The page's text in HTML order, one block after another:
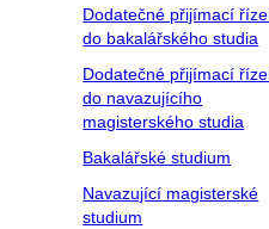
Dodatečné přijímací
do bakalářského studia
Dodatečné přijímací
do navazujícího
magisterského studia
Bakalářské studium
Navazující magisterské
studium